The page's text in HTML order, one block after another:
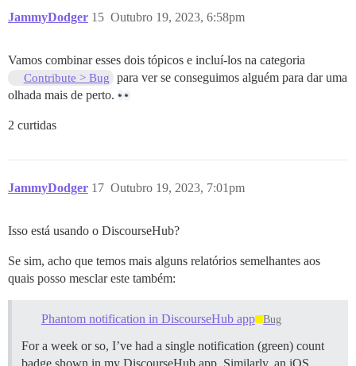
JammyDodger Outubro 19, 2023, 6:58pm
15
Vamos combinar esses dois tópicos e incluí-los na categoria
Contribute > Bug
para ver se conseguimos alguém para dar uma
olhada mais de perto.
2 curtidas
JammyDodger Outubro 19, 2023, 7:01pm
17
Isso está usando o DiscourseHub?
Se sim, acho que temos mais alguns relatórios semelhantes aos
quais posso mesclar este também:
Phantom notification in DiscourseHub app Bug
For a week or so, I’ve had a single notification (green) count
badge shown in my DiscourseHub app. Similarly, an iOS